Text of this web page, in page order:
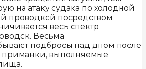
на атаку судака по холодной
проводкой посредством
весь спектр
Весьма
подбросы над дном после
приманки, выполняемые